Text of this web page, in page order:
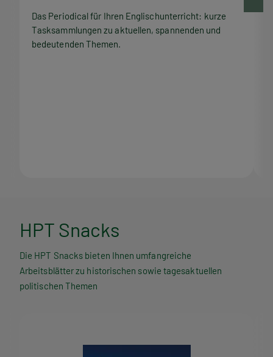
Das Periodical für Ihren Englischunterricht: kurze
Tasksammlungen zu aktuellen, spannenden und
bedeutenden Themen.
H
P
T
HPT Snacks
Die HPT Snacks bieten Ihnen umfangreiche
Arbeitsblätter zu historischen sowie tagesaktuellen
politischen Themen